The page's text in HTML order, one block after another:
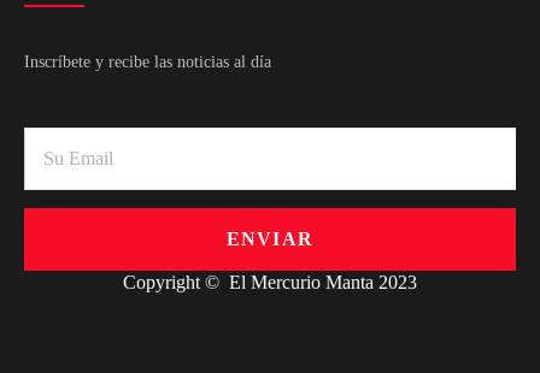
Inscríbete y recibe las noticias al día
ENVIAR
Copyright © El Mercurio Manta 2023